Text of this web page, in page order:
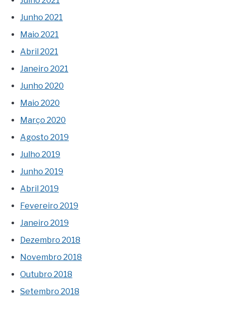
Junho 2021
Maio 2021
Abril 2021
Janeiro 2021
Junho 2020
Maio 2020
Março 2020
Agosto 2019
Julho 2019
Junho 2019
Abril 2019
Fevereiro 2019
Janeiro 2019
Dezembro 2018
Novembro 2018
Outubro 2018
Setembro 2018